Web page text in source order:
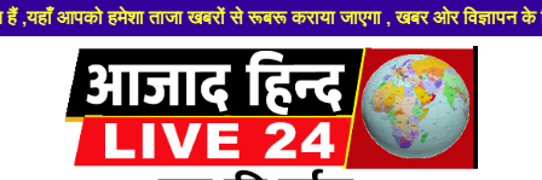
आपको हमेशा ताजा खबरों से रूबरू कराया जाएगा , खबर ओर विज्ञापन